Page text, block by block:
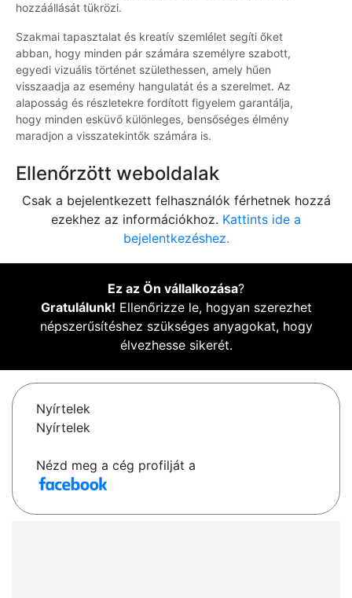
hozzáállását tükrözi.
Szakmai tapasztalat és kreatív szemlélet segíti őket
abban, hogy minden pár számára személyre szabott,
egyedi vizuális történet születhessen, amely hűen
visszaadja az esemény hangulatát és a szerelmet. Az
alaposság és részletekre fordított figyelem garantálja,
hogy minden esküvő különleges, bensőséges élmény
maradjon a visszatekintők számára is.
Ellenőrzött weboldalak
Csak a bejelentkezett felhasználók férhetnek hozzá
ezekhez az információkhoz. Kattints ide a
bejelentkezéshez.
Ez az Ön vállalkozása?
Gratulálunk! Ellenőrizze le, hogyan szerezhet
népszerűsítéshez szükséges anyagokat, hogy
élvezhesse sikerét.
Nyírtelek
Nyírtelek
Nézd meg a cég profilját a